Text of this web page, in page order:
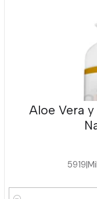
Aloe Vera
5919|